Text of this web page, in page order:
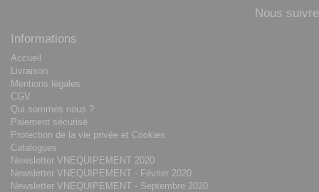
Nous suivre
Informations
Accueil
Livraison
Mentions légales
CGV
Qui sommes nous ?
Paiement sécurisé
Protection de la vie privée et Cookies
Catalogues
Newsletter VNEQUIPEMENT 2020
Newsletter VNEQUIPEMENT - Février 2020
Newsletter VNEQUIPEMENT - Septembre 2020